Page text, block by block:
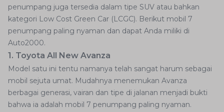
penumpang juga tersedia dalam tipe SUV atau bahkan
kategori Low Cost Green Car (LCGC). Berikut mobil 7
penumpang paling nyaman dan dapat Anda miliki di
Auto2000.
1. Toyota All New Avanza
Model satu ini tentu namanya telah sangat harum sebagai
mobil sejuta umat. Mudahnya menemukan Avanza
berbagai generasi, vairan dan tipe di jalanan menjadi bukti
bahwa ia adalah mobil 7 penumpang paling nyaman.